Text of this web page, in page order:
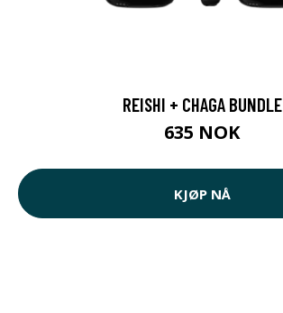
REISHI + CHAGA BUNDLE
635 NOK
KJØP NÅ